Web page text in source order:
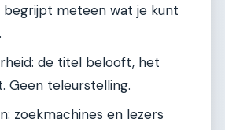
begrijpt meteen wat je kunt
de titel belooft, het
Geen teleurstelling.
zoekmachines en lezers